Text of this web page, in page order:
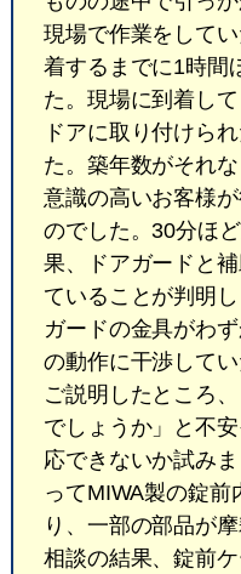
現場で作業をして
着するまでに1時間
た。現場に到着し
ドアに取り付けら
た。築年数がそれ
意識の高いお客様
のでした。30分ほ
果、ドアガードと
ていることが判明
ガードの金具がわ
の動作に干渉して
ご説明したところ
でしょうか」と不
応できないか試み
ってMIWA製の錠
り、一部の部品が
相談の結果、錠前